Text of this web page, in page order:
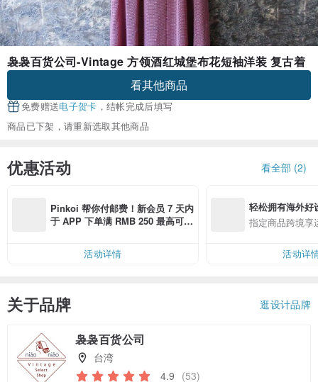
袅袅百货公司-Vintage 方领酒红城堡布花短袖洋装 复古着
看其他商品
免费赠送电子贺卡 ，结帐完成后填写
商品已下架，请重新选取其他商品
优惠活动 看全部 (2)
Pinkoi 帮你付邮费！新会员 7 天内
于 APP 下单满 RMB 250 最高可折
活动详情
轻松拥有海外好
指定商品跨境享
活动详
关于品牌 逛设计品牌
袅袅百货公司
台湾
4.9 (53)